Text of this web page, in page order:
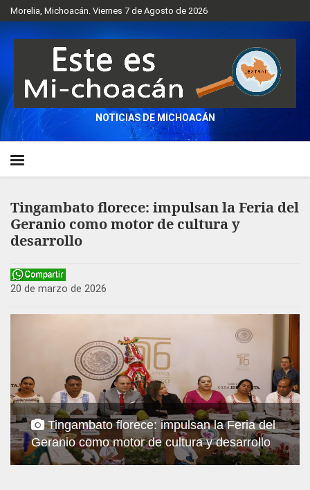
Morelia, Michoacán. Viernes 7 de Agosto de 2026
NOTICIAS DE MICHOACÁN
Tingambato florece: impulsan la Feria del
Geranio como motor de cultura y
desarrollo
20 de marzo de 2026
Tingambato florece: impulsan la Feria del
Geranio como motor de cultura y desarrollo